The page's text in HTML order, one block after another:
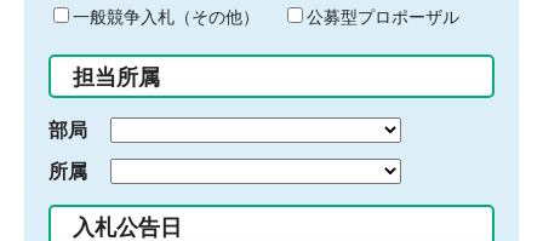
ド
入
力
一般競争入札（その他）
公募型プロポーザル
担当所属
部局
所属
入札公告日